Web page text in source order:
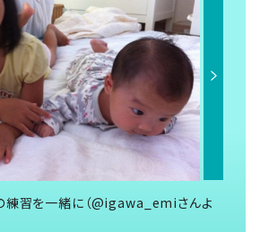
練習を一緒に（@igawa_emiさんよ